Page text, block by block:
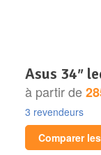
asus 34″
à partir de
3 revendeurs
Comparer